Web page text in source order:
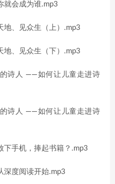
就会成为谁.mp3
地、见众生（上）.mp3
地、见众生（下）.mp3
诗人 ——如何让儿童走进诗
诗人 ——如何让儿童走进诗
下手机，捧起书籍？.mp3
深度阅读开始.mp3